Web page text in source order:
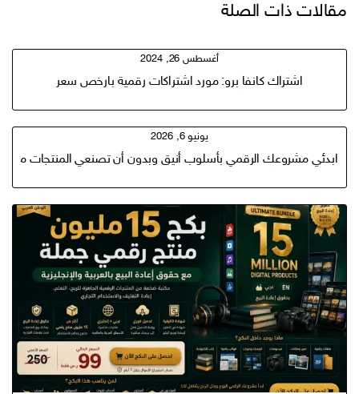
مقالات ذات الصلة
أغسطس 26, 2024
اشتراك كانفا برو: مورد اشتراكات رقمية بارخص سعر
يونيو 6, 2026
ابدئي مشروعك الرقمي بأسلوب أنيق وبدون أن تصنعي المنتجات من